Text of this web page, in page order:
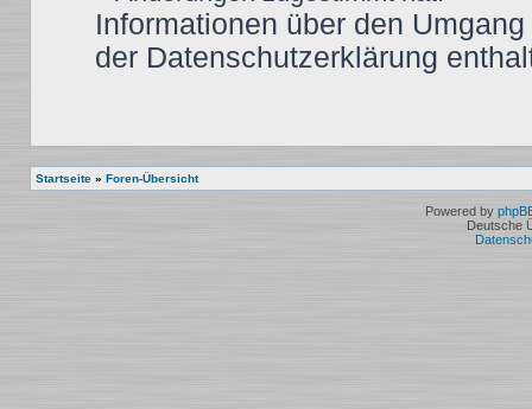
Informationen über den
der Datenschutzerklärung
Startseite » Foren-Übersicht
Powered by
Deutsche